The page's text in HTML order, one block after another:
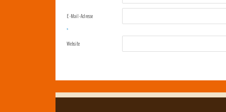
E-Mail-Adresse
*
Website